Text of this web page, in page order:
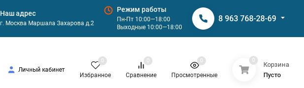
Наш адрес
г. Москва Маршала Захарова д.2
Режим работы
Пн-Пт 10:00—18:00
Выходные 10:00—18:00
8 963 768-28-69
Личный кабинет
Избранное
0
Сравнение
0
Просмотренные
0 0
Корзина
Пусто